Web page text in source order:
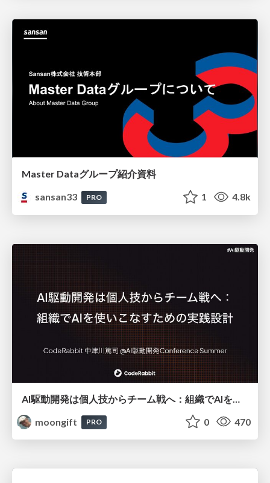
Master Dataグループ紹介資料
sansan33
PRO 1 4.8k
moongift
PRO 0 470